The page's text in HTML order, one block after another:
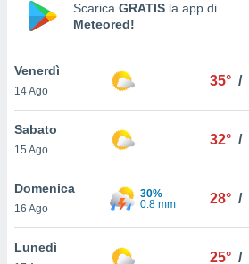
nella
cookie
il tuo
in
Scarica GRATIS la app di
Meteored!
Venerdì
14 Ago
35° /
Sabato
15 Ago
32° /
Domenica
16 Ago
30%
0.8 mm
28° /
Lunedì
25° /